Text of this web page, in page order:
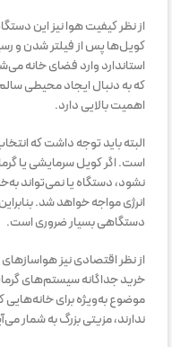
از نظر کیفیت هوا نیز این
کویل‌ها پس از فیلتر شدن و
استاندارد وارد فضای خانه
که به دنبال ایجاد محیطی
اهمیت بالایی دارد.
البته باید توجه داشت که
است. اگر کویل سرمایشی یا
نشود، دستگاه یا نمی‌تواند
انرژی مواجه خواهد شد.
دستگاهی بسیار ضروری است.
از نظر اقتصادی نیز
خرید جداگانه سیستم‌های
موضوع به‌ویژه برای
ندارند، مزیتی بزرگ به شمار